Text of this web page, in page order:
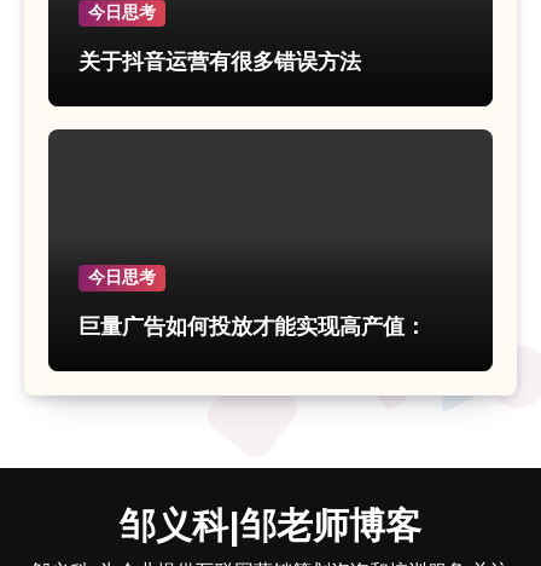
今日思考
关于抖音运营有很多错误方法
今日思考
巨量广告如何投放才能实现高产值：
邹义科|邹老师博客